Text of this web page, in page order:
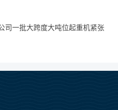
司一批大跨度大吨位起重机紧张